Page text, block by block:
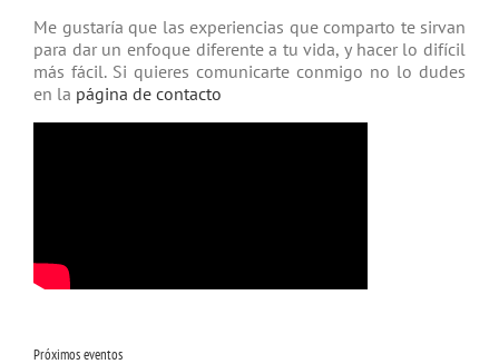
Me gustaría que las experiencias que comparto te sirvan
para dar un enfoque diferente a tu vida, y hacer lo difícil
más fácil. Si quieres comunicarte conmigo no lo dudes
en la página de contacto
Próximos eventos